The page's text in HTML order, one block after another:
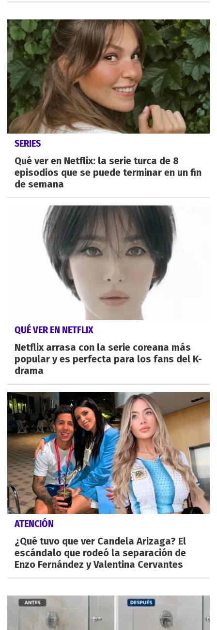
SERIES
Qué ver en Netflix: la serie turca de 8
episodios que se puede terminar en un fin
de semana
QUÉ VER EN NETFLIX
Netflix arrasa con la serie coreana más
popular y es perfecta para los fans del K-
drama
ATENCIÓN
¿Qué tuvo que ver Candela Arizaga? El
escándalo que rodeó la separación de
Enzo Fernández y Valentina Cervantes